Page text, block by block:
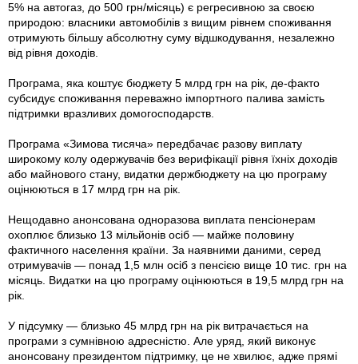
5% на автогаз, до 500 грн/місяць) є регресивною за своєю
природою: власники автомобілів з вищим рівнем споживання
отримують більшу абсолютну суму відшкодування, незалежно
від рівня доходів.
Програма, яка коштує бюджету 5 млрд грн на рік, де-факто
субсидує споживання переважно імпортного палива замість
підтримки вразливих домогосподарств.
Програма «Зимова тисяча» передбачає разову виплату
широкому колу одержувачів без верифікації рівня їхніх доходів
або майнового стану, видатки держбюджету на цю програму
оцінюються в 17 млрд грн на рік.
Нещодавно анонсована одноразова виплата пенсіонерам
охоплює близько 13 мільйонів осіб — майже половину
фактичного населення країни. За наявними даними, серед
отримувачів — понад 1,5 млн осіб з пенсією вище 10 тис. грн на
місяць. Видатки на цю програму оцінюються в 19,5 млрд грн на
рік.
У підсумку — близько 45 млрд грн на рік витрачається на
програми з сумнівною адресністю. Але уряд, який виконує
анонсовану президентом підтримку, це не хвилює, адже прямі